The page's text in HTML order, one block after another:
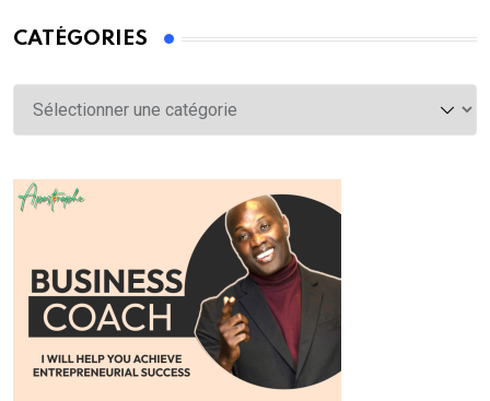
CATÉGORIES
Catégories